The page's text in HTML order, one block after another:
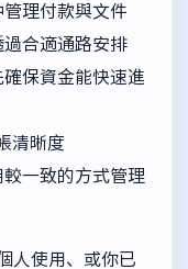
理付款與文件
合適通路安排
保資金能快速進
清晰度
一致的方式管理
人使用、或你已